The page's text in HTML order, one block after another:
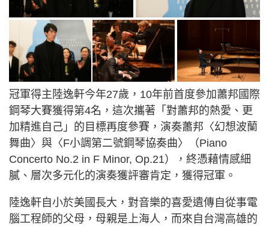
冠軍得主陸逸軒今年27歲，10年前首度參加蕭邦國際
鋼琴大賽獲得第4名，這次攜著「對蕭邦的熱愛、更
加精進自己」的目標再度參賽，演奏蕭邦〈幻想波蘭
舞曲〉與〈F小調第二號鋼琴協奏曲〉（Piano
Concerto No.2 in F Minor, Op.21），終憑藉情感細
膩、層次多元化的演奏獲評審肯定，獲得冠軍。
陸逸軒自小於美國長大，對音樂的喜愛遺傳自從事電
腦工程師的父母，母親是上海人，而來自台灣高雄的